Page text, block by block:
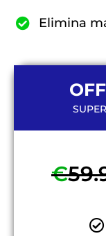
Elimina
€